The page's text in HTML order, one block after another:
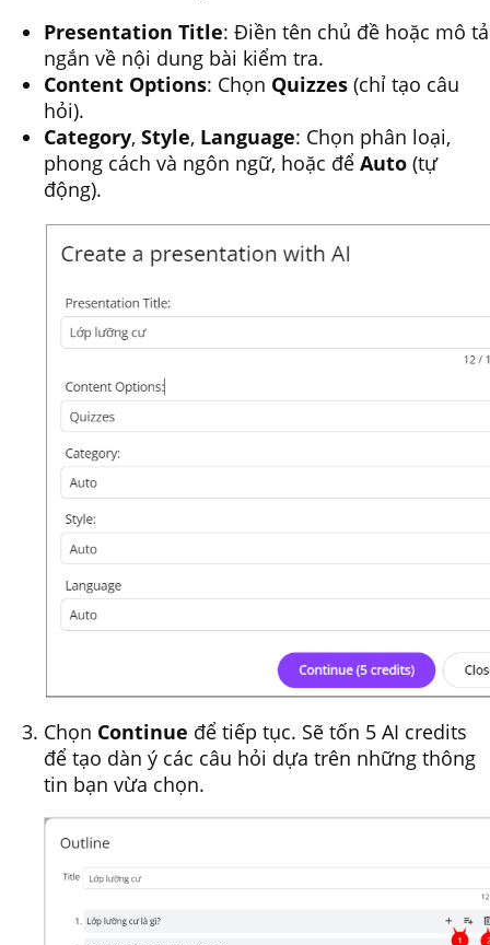
Presentation Title: Điền tên chủ đề hoặc mô tả
ngắn về nội dung bài kiểm tra.
Content Options: Chọn Quizzes (chỉ tạo câu
hỏi).
Category, Style, Language: Chọn phân loại,
phong cách và ngôn ngữ, hoặc để Auto (tự
động).
Chọn Continue để tiếp tục. Sẽ tốn 5 AI credits
để tạo dàn ý các câu hỏi dựa trên những thông
tin bạn vừa chọn.